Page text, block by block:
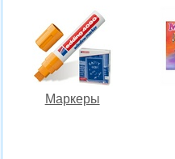
Маркеры